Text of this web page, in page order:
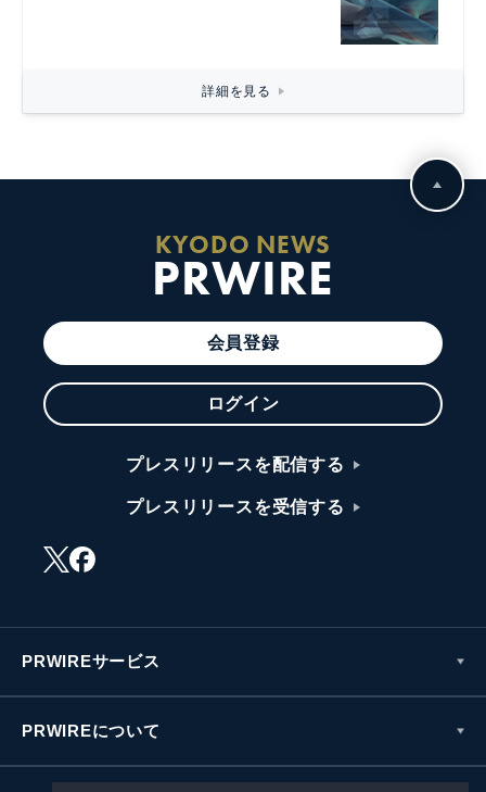
詳細を見る
KYODO NEWS
PRWIRE
会員登録
ログイン
プレスリリースを配信する
プレスリリースを受信する
PRWIREサービス
PRWIREについて